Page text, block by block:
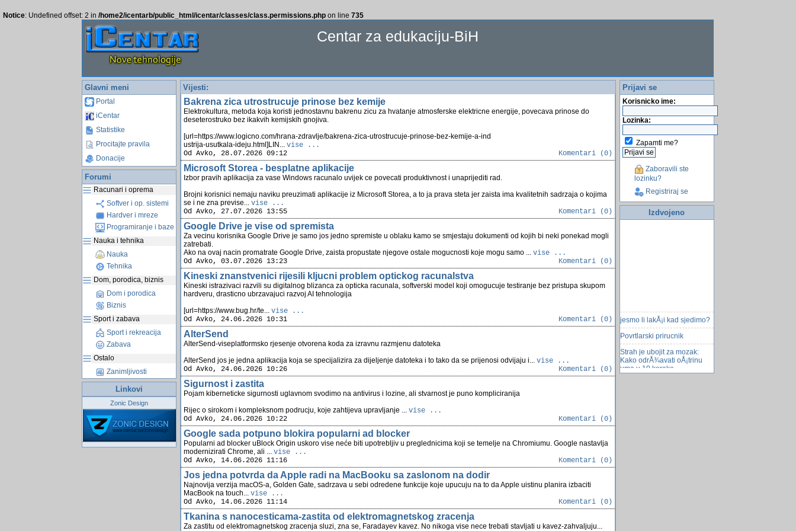
Notice: Undefined offset: 2 in /home2/icentarb/public_html/icentar/classes/class.permissions.php on line 735
Centar za edukaciju-BiH
Glavni meni
Portal
iCentar
Statistike
Procitajte pravila
Donacije
Forumi
Racunari i oprema
Softver i op. sistemi
Hardver i mreze
Programiranje i baze
Nauka i tehnika
Nauka
Tehnika
Dom, porodica, biznis
Dom i porodica
Biznis
Sport i zabava
Sport i rekreacija
Zabava
Ostalo
Zanimljivosti
Linkovi
Zonic Design
Vijesti:
Bakrena zica utrostrucuje prinose bez kemije
Elektrokultura, metoda koja koristi jednostavnu bakrenu zicu za hvatanje atmosferske elektricne energije, povecava prinose do
deseterostruko bez ikakvih kemijskih gnojiva.
[url=https://www.logicno.com/hrana-zdravlje/bakrena-zica-utrostrucuje-prinose-bez-kemije-a-ind
ustrija-usutkala-ideju.html]LIN... vise ...
Komentari (0)
Od Avko, 28.07.2026 09:12
Microsoft Storea - besplatne aplikacije
Izbor pravih aplikacija za vase Windows racunalo uvijek ce povecati produktivnost i unaprijediti rad.
Brojni korisnici nemaju naviku preuzimati aplikacije iz Microsoft Storea, a to ja prava steta jer zaista ima kvalitetnih sadrzaja o kojima
se i ne zna previse... vise ...
Komentari (0)
Od Avko, 27.07.2026 13:55
Google Drive je vise od spremista
Za vecinu korisnika Google Drive je samo jos jedno spremiste u oblaku kamo se smjestaju dokumenti od kojih bi neki ponekad mogli
zatrebati.
Ako na ovaj nacin promatrate Google Drive, zaista propustate njegove ostale mogucnosti koje mogu samo ... vise ...
Komentari (0)
Od Avko, 03.07.2026 13:23
Kineski znanstvenici rijesili kljucni problem optickog racunalstva
Kineski istrazivaci razvili su digitalnog blizanca za opticka racunala, softverski model koji omogucuje testiranje bez pristupa skupom
hardveru, drasticno ubrzavajuci razvoj AI tehnologija
[url=https://www.bug.hr/te... vise ...
Komentari (0)
Od Avko, 24.06.2026 10:31
AlterSend
AlterSend-viseplatformsko rjesenje otvorena koda za izravnu razmjenu datoteka
AlterSend jos je jedna aplikacija koja se specijalizira za dijeljenje datoteka i to tako da se prijenosi odvijaju i... vise ...
Komentari (0)
Od Avko, 24.06.2026 10:26
Sigurnost i zastita
Pojam kiberneticke sigurnosti uglavnom svodimo na antivirus i lozine, ali stvarnost je puno kompliciranija
Rijec o sirokom i kompleksnom podrucju, koje zahtijeva upravljanje ... vise ...
Komentari (0)
Od Avko, 24.06.2026 10:22
Google sada potpuno blokira popularni ad blocker
Popularni ad blocker uBlock Origin uskoro vise neće biti upotrebljiv u preglednicima koji se temelje na Chromiumu. Google nastavlja
modernizirati Chrome, ali ... vise ...
Komentari (0)
Od Avko, 14.06.2026 11:16
Jos jedna potvrda da Apple radi na MacBooku sa zaslonom na dodir
Najnovija verzija macOS-a, Golden Gate, sadrzava u sebi odredene funkcije koje upucuju na to da Apple uistinu planira izbaciti
MacBook na touch... vise ...
Komentari (0)
Od Avko, 14.06.2026 11:14
Tkanina s nanocesticama-zastita od elektromagnetskog zracenja
Za zastitu od elektromagnetskog zracenja sluzi, zna se, Faradayev kavez. No nikoga vise nece trebati stavljati u kavez-zahvaljuju...
Prijavi se
Korisnicko ime:
Lozinka:
Zapamti me?
Zaboravili ste
lozinku?
Registriraj se
Izdvojeno
jesmo li lakÅ¡i kad sjedimo?
Povrtlarski prirucnik
Strah je ubojit za mozak:
Kako odrÅ¾avati oÅ¡trinu
uma u 10 koraka